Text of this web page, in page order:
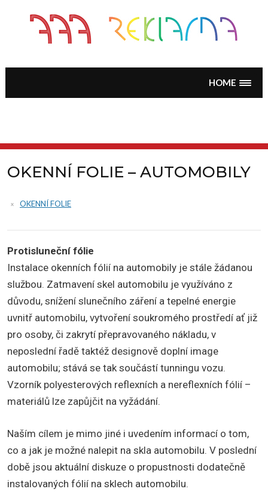
content
HOME
OKENNÍ FOLIE – AUTOMOBILY
OKENNÍ FOLIE
Protisluneční fólie
Instalace okenních fólií na automobily je stále žádanou
službou. Zatmavení skel automobilu je využíváno z
důvodu, snížení slunečního záření a tepelné energie
uvnitř automobilu, vytvoření soukromého prostředí ať již
pro osoby, či zakrytí přepravovaného nákladu, v
neposlední řadě taktéž designově doplní image
automobilu; stává se tak součástí tunningu vozu.
Vzorník polyesterových reflexních a nereflexních fólií –
materiálů lze zapůjčit na vyžádání.
Naším cílem je mimo jiné i uvedením informací o tom,
co a jak je možné nalepit na skla automobilu. V poslední
době jsou aktuální diskuze o propustnosti dodatečně
instalovaných fólií na sklech automobilu.